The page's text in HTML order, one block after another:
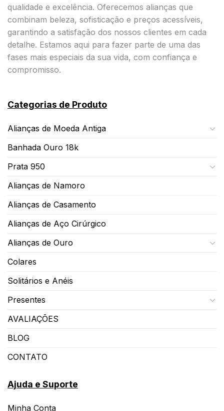
qualidade e excelência. Oferecemos alianças que
combinam beleza, sofisticação e preços acessíveis,
garantindo a satisfação dos nossos clientes em cada
detalhe. Estamos aqui para fazer parte de uma das
fases mais especiais da sua vida, com confiança e
compromisso.
Categorias de Produto
Alianças de Moeda Antiga
Banhada Ouro 18k
Prata 950
Alianças de Namoro
Alianças de Casamento
Alianças de Aço Cirúrgico
Alianças de Ouro
Colares
Solitários e Anéis
Presentes
AVALIAÇÕES
BLOG
CONTATO
Ajuda e Suporte
Minha Conta